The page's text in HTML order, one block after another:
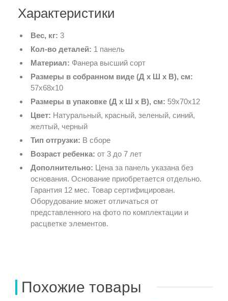
Характеристики
Вес, кг: 3
Кол-во деталей: 1 панель
Материал: Фанера высший сорт
Размеры в собранном виде (Д х Ш х В), см:
57х68х10
Размеры в упаковке (Д х Ш х В), см: 59х70х12
Цвет: Натуральный, красный, зеленый, синий,
желтый, черный
Тип отгрузки: В сборе
Возраст ребенка: от 3 до 7 лет
Дополнительно: Цена за панель указана без
основания. Основание приобретается отдельно.
Гарантия 12 мес. Товар сертифицирован.
Оборудование может отличаться от
представленного на фото по комплектации и
расцветке элементов.
Похожие товары